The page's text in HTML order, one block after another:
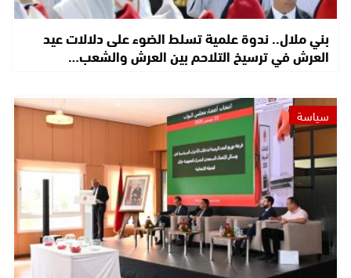
بني ملال.. ندوة علمية تسلط الضوء على دلالات عيد
العرش في ترسيخ التلاحم بين العرش والشعب…
سياسة